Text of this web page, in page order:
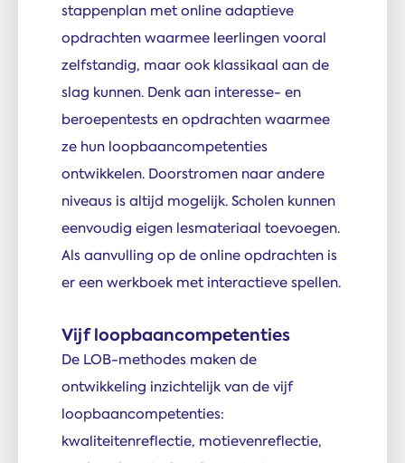
stappenplan met online adaptieve
opdrachten waarmee leerlingen vooral
zelfstandig, maar ook klassikaal aan de
slag kunnen. Denk aan interesse- en
beroepentests en opdrachten waarmee
ze hun loopbaancompetenties
ontwikkelen. Doorstromen naar andere
niveaus is altijd mogelijk. Scholen kunnen
eenvoudig eigen lesmateriaal toevoegen.
Als aanvulling op de online opdrachten is
er een werkboek met interactieve spellen.
Vijf loopbaancompetenties
De LOB-methodes maken de
ontwikkeling inzichtelijk van de vijf
loopbaancompetenties:
kwaliteitenreflectie, motievenreflectie,